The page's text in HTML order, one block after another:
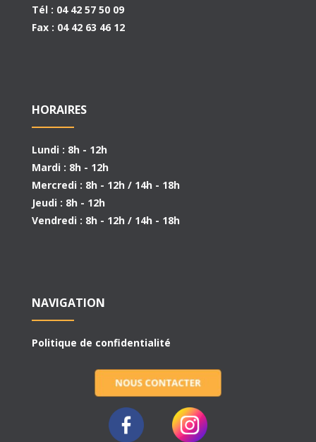
Tél : 04 42 57 50 09
Fax : 04 42 63 46 12
HORAIRES
Lundi : 8h - 12h
Mardi : 8h - 12h
Mercredi : 8h - 12h / 14h - 18h
Jeudi : 8h - 12h
Vendredi : 8h - 12h / 14h - 18h
NAVIGATION
Politique de confidentialité